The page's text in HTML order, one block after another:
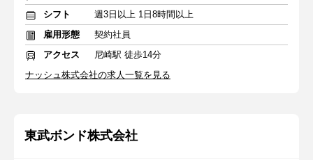
シフト
週3日以上 1日8時間以上
雇用形態
契約社員
アクセス
尼崎駅 徒歩14分
ナッシュ株式会社の求人一覧を見る
東武ボンド株式会社